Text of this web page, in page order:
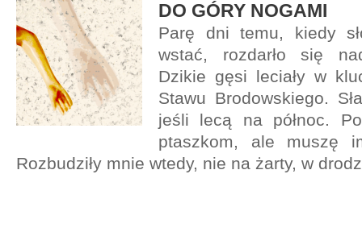
DO GÓRY NOGAMI
Parę dni temu, kiedy
wstać, rozdarło się
Dzikie gęsi leciały w
Stawu Brodowskiego.
jeśli lecą na północ.
ptaszkom, ale muszę
Rozbudziły mnie wtedy, nie na żarty, w